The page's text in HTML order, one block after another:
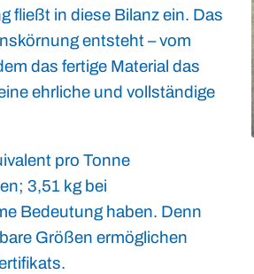
fließt in diese Bilanz ein. Das
entsteht – vom
das fertige Material das
ehrliche und vollständige
pro Tonne
3,51 kg bei
Bedeutung haben. Denn
Größen ermöglichen